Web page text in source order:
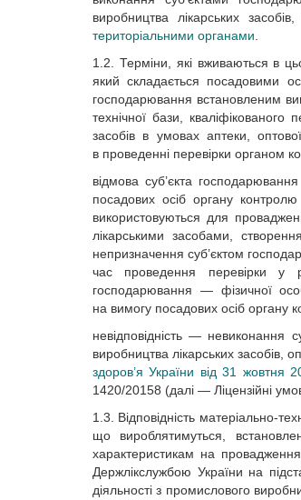
виробництва лікарських
територіальними органами
1.2. Терміни, які вживаються в
який складається посадовими
господарювання встановленим
технічної бази, кваліфікованого
засобів в умовах аптеки,
в проведенні перевірки органом
відмова суб’єкта
посадових осіб органу
використовуються для
лікарськими засобами,
непризначення суб’єктом
час проведення перевірки у
господарювання — фізичної
на вимогу посадових осіб органу
невідповідність — невиконання
виробництва лікарських засобів,
здоров’я України від 31 жовтня
1420/20158 (далі — Ліцензійні
1.3. Відповідність матеріально-
що вироблятимуться,
характеристикам на провадження
Держлікслужбою України на
діяльності з промислового